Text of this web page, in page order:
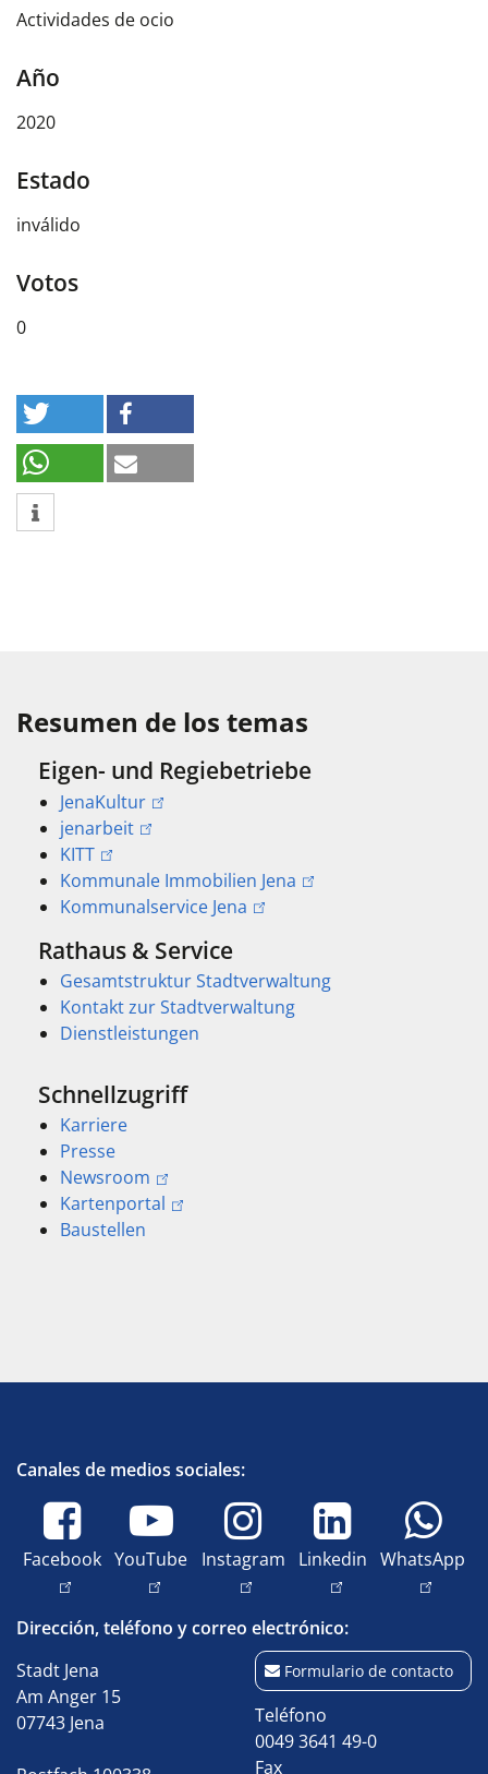
Actividades de ocio
Año
2020
Estado
inválido
Votos
0
Resumen de los temas
Eigen- und Regiebetriebe
JenaKultur
jenarbeit
KITT
Kommunale Immobilien Jena
Kommunalservice Jena
Rathaus & Service
Gesamtstruktur Stadtverwaltung
Kontakt zur Stadtverwaltung
Dienstleistungen
Schnellzugriff
Karriere
Presse
Newsroom
Kartenportal
Baustellen
Canales de medios sociales:
Facebook YouTube Instagram Linkedin WhatsApp
Dirección, teléfono y correo electrónico:
Stadt Jena
Am Anger 15
07743 Jena
Formulario de contacto
Teléfono
0049 3641 49-0
Fax